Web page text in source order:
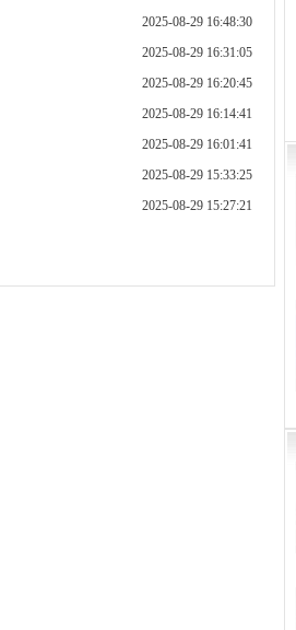
2025-08-29 16:48:30
2025-08-29 16:31:05
2025-08-29 16:20:45
2025-08-29 16:14:41
2025-08-29 16:01:41
2025-08-29 15:33:25
2025-08-29 15:27:21